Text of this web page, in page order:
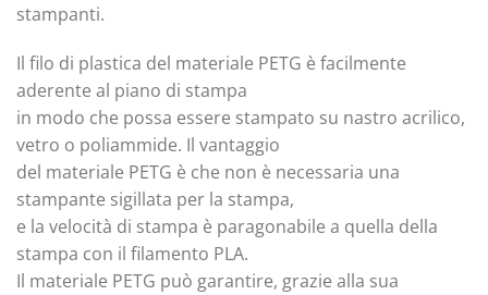
stampanti.
Il filo di plastica del materiale PETG è facilmente
aderente al piano di stampa
in modo che possa essere stampato su nastro acrilico,
vetro o poliammide. Il vantaggio
del materiale PETG è che non è necessaria una
stampante sigillata per la stampa,
e la velocità di stampa è paragonabile a quella della
stampa con il filamento PLA.
Il materiale PETG può garantire, grazie alla sua